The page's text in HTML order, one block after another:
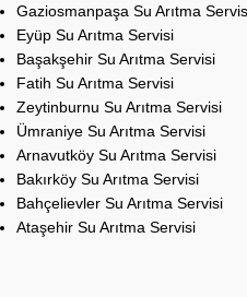
Gaziosmanpaşa Su Arıtma
Eyüp Su Arıtma Servisi
Başakşehir Su Arıtma Servisi
Fatih Su Arıtma Servisi
Zeytinburnu Su Arıtma Servisi
Ümraniye Su Arıtma Servisi
Arnavutköy Su Arıtma Servisi
Bakırköy Su Arıtma Servisi
Bahçelievler Su Arıtma Servisi
Ataşehir Su Arıtma Servisi